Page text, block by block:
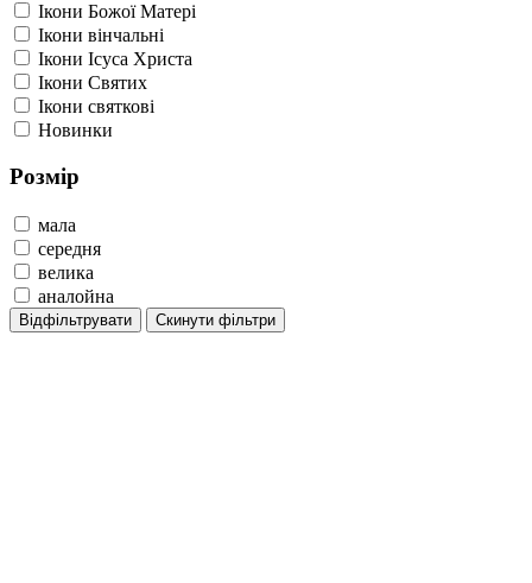
Ікони Божої Матері
Ікони вінчальні
Ікони Ісуса Христа
Ікони Святих
Ікони святкові
Новинки
Розмір
мала
середня
велика
аналойна
Відфільтрувати Скинути фільтри